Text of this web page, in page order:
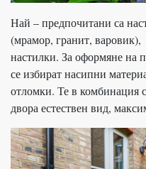
Най – предпочитани са
(мрамор, гранит,
настилки. За оформяне на
се избират насипни
отломки. Те в комбинация
двора естествен вид,